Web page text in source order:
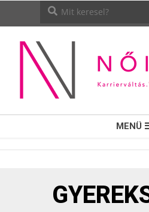
NŐI
VÁLTÓ
MENÜ